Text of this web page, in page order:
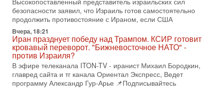
Израиль готов ударить по Ирану!
В эфире телеканала ITON-TV Григорий Тамар, офицер
ЦАХАЛа в отставке, писатель, журналист, военный историк.
Ведет программу Александр Гур-Арье.
3-08-2026, 15:23
Иран задыхается. КСИР готовит удар! Россия теряет
последних союзников. Путин - псих!
В эфире ITON-TV доктор Эльдар Намазов , историк,
политолог, в прошлом – помощник Президента
Азербайджана Гейдара Алиева . Ведет программу
безопасности заявил, что Израиль готов самостоятельно
продолжить противостояние с Ираном, если США
Вчера, 18:21
Иран празднует победу над Трампом. КСИР готовит
кровавый переворот. "Бижневосточное НАТО" -
против Израиля?
В эфире телеканала ITON-TV - иранист Михаил Бородкин,
главред сайта и тг канала Ориентал Экспресс, Ведет
программу Александр Гур-Арье 📌Подписывайтесь